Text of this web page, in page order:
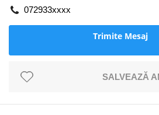
072933xxxx
Trimite Mesaj
SALVEAZĂ